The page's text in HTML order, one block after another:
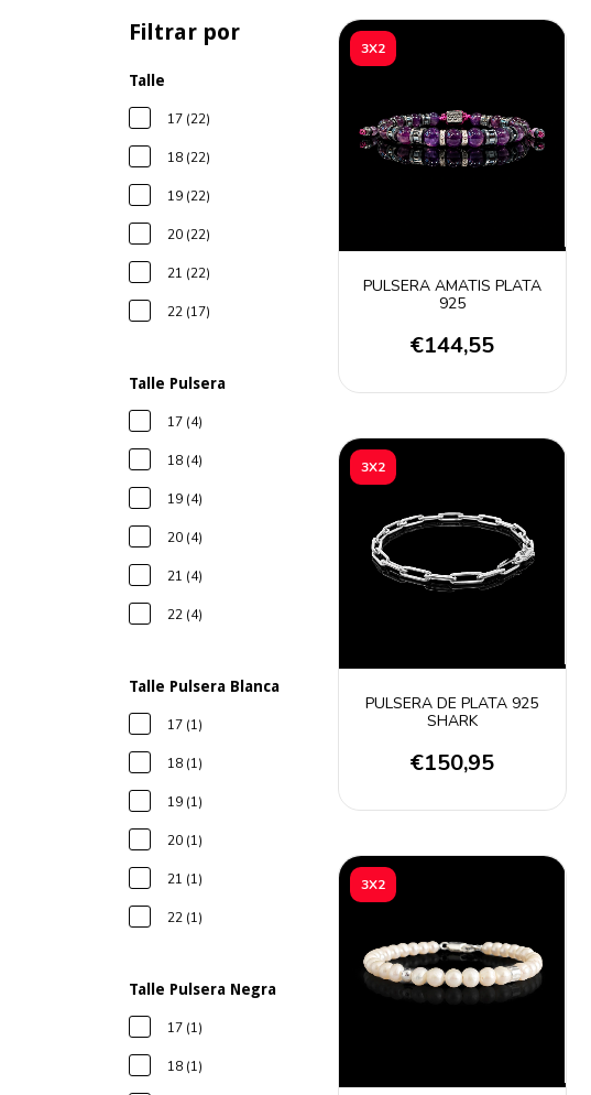
Filtrar por
Talle
17 (22)
18 (22)
19 (22)
20 (22)
21 (22)
22 (17)
Talle Pulsera
17 (4)
18 (4)
19 (4)
20 (4)
21 (4)
22 (4)
Talle Pulsera Blanca
17 (1)
18 (1)
19 (1)
20 (1)
21 (1)
22 (1)
Talle Pulsera Negra
17 (1)
18 (1)
3X2
PULSERA AMATIS PLATA
925
€144,55
3X2
PULSERA DE PLATA 925
SHARK
€150,95
3X2